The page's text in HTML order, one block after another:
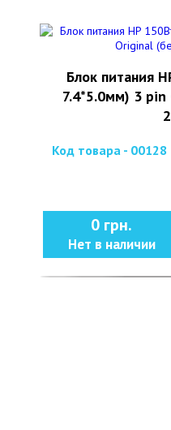
Блок питания
7.4*5.0мм) 3 pin
Код товара - 00128
0 грн.
Нет в наличии